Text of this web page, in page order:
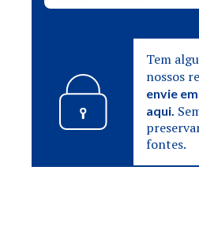
Tem
nossos
envie
aqui.
fontes.